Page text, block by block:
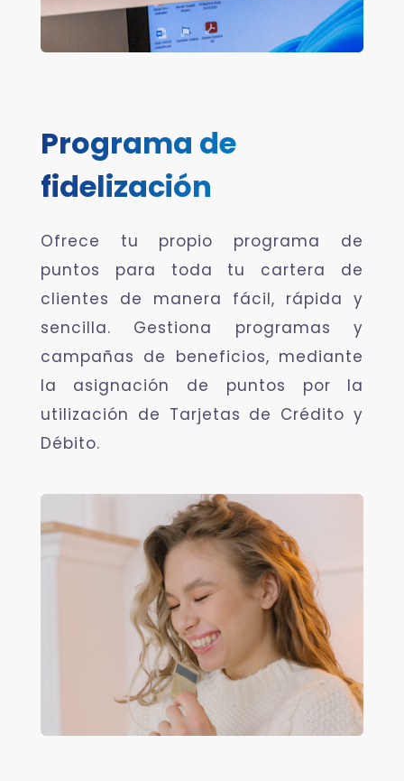
Programa de
fidelización
Ofrece tu propio programa de
puntos para toda tu cartera de
clientes de manera fácil, rápida y
sencilla. Gestiona programas y
campañas de beneficios, mediante
la asignación de puntos por la
utilización de Tarjetas de Crédito y
Débito.